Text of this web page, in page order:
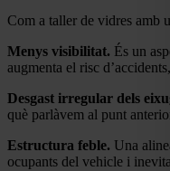
Com a taller de vidres amb
Menys visibilitat. És un
augmenta el risc
Desgast irregular dels
què parlàvem al punt
Estructura feble. Una
ocupants del vehicle i